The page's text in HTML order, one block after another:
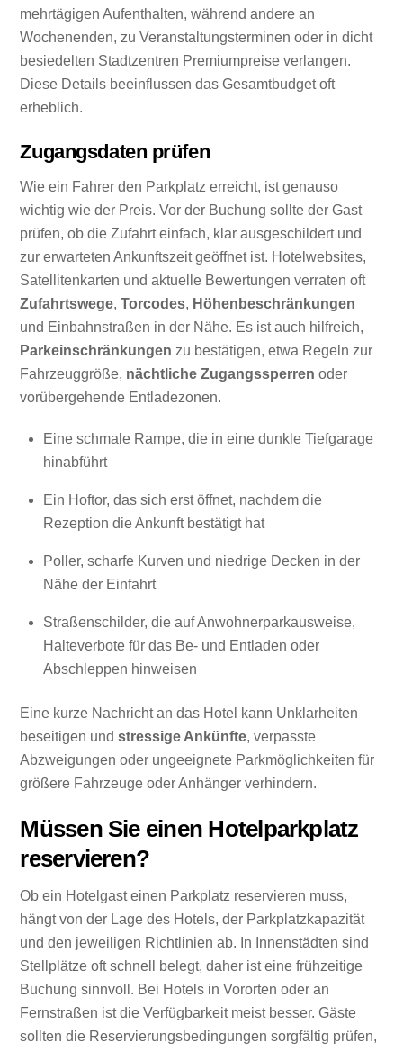
mehrtägigen Aufenthalten, während andere an
Wochenenden, zu Veranstaltungsterminen oder in dicht
besiedelten Stadtzentren Premiumpreise verlangen.
Diese Details beeinflussen das Gesamtbudget oft
erheblich.
Zugangsdaten prüfen
Wie ein Fahrer den Parkplatz erreicht, ist genauso
wichtig wie der Preis. Vor der Buchung sollte der Gast
prüfen, ob die Zufahrt einfach, klar ausgeschildert und
zur erwarteten Ankunftszeit geöffnet ist. Hotelwebsites,
Satellitenkarten und aktuelle Bewertungen verraten oft
Zufahrtswege,Torcodes, Höhenbeschränkungen
und Einbahnstraßen in der Nähe. Es ist auch hilfreich,
Parkeinschränkungen zu bestätigen, etwa Regeln zur
Fahrzeuggröße, nächtliche Zugangssperren oder
vorübergehende Entladezonen.
Eine schmale Rampe, die in eine dunkle Tiefgarage
hinabführt
Ein Hoftor, das sich erst öffnet, nachdem die
Rezeption die Ankunft bestätigt hat
Poller, scharfe Kurven und niedrige Decken in der
Nähe der Einfahrt
Straßenschilder, die auf Anwohnerparkausweise,
Halteverbote für das Be- und Entladen oder
Abschleppen hinweisen
Eine kurze Nachricht an das Hotel kann Unklarheiten
beseitigen undstressige Ankünfte, verpasste
Abzweigungen oder ungeeignete Parkmöglichkeiten für
größere Fahrzeuge oder Anhänger verhindern.
Müssen Sie einen Hotelparkplatz
reservieren?
Ob ein Hotelgast einen Parkplatz reservieren muss,
hängt von der Lage des Hotels, der Parkplatzkapazität
und den jeweiligen Richtlinien ab. In Innenstädten sind
Stellplätze oft schnell belegt, daher ist eine frühzeitige
Buchung sinnvoll. Bei Hotels in Vororten oder an
Fernstraßen ist die Verfügbarkeit meist besser. Gäste
sollten die Reservierungsbedingungen sorgfältig prüfen,